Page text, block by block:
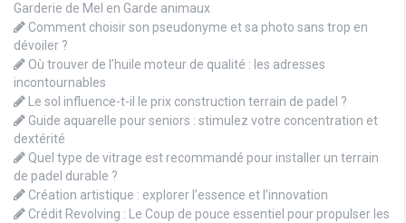
Garderie de Mel en Garde animaux
Comment choisir son pseudonyme et sa photo sans trop en
dévoiler ?
Où trouver de l’huile moteur de qualité : les adresses
incontournables
Le sol influence-t-il le prix construction terrain de padel ?
Guide aquarelle pour seniors : stimulez votre concentration et
dextérité
Quel type de vitrage est recommandé pour installer un terrain
de padel durable ?
Création artistique : explorer l’essence et l’innovation
Crédit Revolving : Le Coup de pouce essentiel pour propulser les